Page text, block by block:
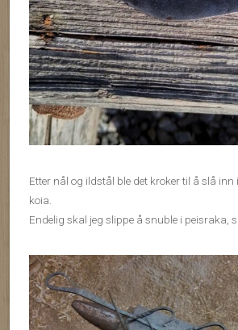
Etter nål og ildstål ble det kroker til å slå
koia.
Endelig skal jeg slippe å snuble i peisraka,